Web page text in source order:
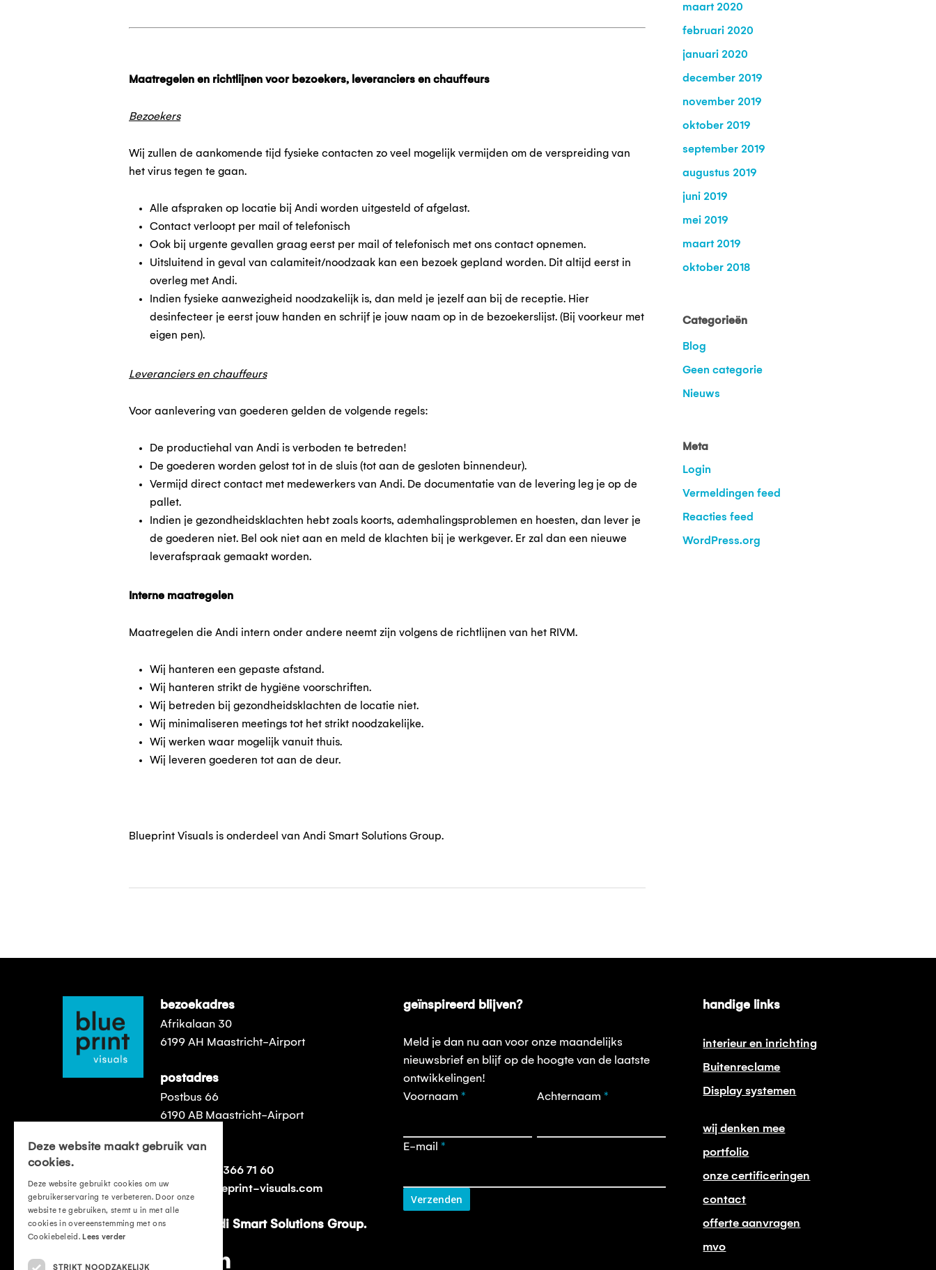
Maatregelen en richtlijnen voor bezoekers, leveranciers en chauffeurs
Bezoekers
Wij zullen de aankomende tijd fysieke contacten zo veel mogelijk vermijden om de verspreiding van
het virus tegen te gaan.
Alle afspraken op locatie bij Andi worden uitgesteld of afgelast.
Contact verloopt per mail of telefonisch
Ook bij urgente gevallen graag eerst per mail of telefonisch met ons contact opnemen.
Uitsluitend in geval van calamiteit/noodzaak kan een bezoek gepland worden. Dit altijd eerst in
overleg met Andi.
Indien fysieke aanwezigheid noodzakelijk is, dan meld je jezelf aan bij de receptie. Hier
desinfecteer je eerst jouw handen en schrijf je jouw naam op in de bezoekerslijst. (Bij voorkeur met
eigen pen).
Leveranciers en chauffeurs
Voor aanlevering van goederen gelden de volgende regels:
De productiehal van Andi is verboden te betreden!
De goederen worden gelost tot in de sluis (tot aan de gesloten binnendeur).
Vermijd direct contact met medewerkers van Andi. De documentatie van de levering leg je op de
pallet.
Indien je gezondheidsklachten hebt zoals koorts, ademhalingsproblemen en hoesten, dan lever je
de goederen niet. Bel ook niet aan en meld de klachten bij je werkgever. Er zal dan een nieuwe
leverafspraak gemaakt worden.
Interne maatregelen
Maatregelen die Andi intern onder andere neemt zijn volgens de richtlijnen van het RIVM.
Wij hanteren een gepaste afstand.
Wij hanteren strikt de hygiëne voorschriften.
Wij betreden bij gezondheidsklachten de locatie niet.
Wij minimaliseren meetings tot het strikt noodzakelijke.
Wij werken waar mogelijk vanuit thuis.
Wij leveren goederen tot aan de deur.
Blueprint Visuals is onderdeel van Andi Smart Solutions Group.
maart 2020
februari 2020
januari 2020
december 2019
november 2019
oktober 2019
september 2019
augustus 2019
juni 2019
mei 2019
maart 2019
oktober 2018
Categorieën
Blog
Geen categorie
Nieuws
Meta
Login
Vermeldingen feed
Reacties feed
WordPress.org
bezoekadres
Afrikalaan 30
6199 AH Maastricht-Airport
postadres
Postbus 66
6190 AB Maastricht-Airport
contact
+31 (0)43 366 71 60
e:
info@blueprint-visuals.com
Part of Andi Smart Solutions Group.
geïnspireerd blijven?
Meld je dan nu aan voor onze maandelijks
nieuwsbrief en blijf op de hoogte van de laatste
ontwikkelingen!
Opt-
Voornaam * Achternaam*
E-mail *
Verzenden
handige links
interieur en inrichting
Buitenreclame
Display systemen
wij denken mee
portfolio
onze certificeringen
contact
offerte aanvragen
mvo
Deze website maakt gebruik van
cookies.
Deze website gebruikt cookies om uw
gebruikerservaring te verbeteren. Door onze
website te gebruiken, stemt u in met alle
cookies in overeenstemming met ons
Cookiebeleid. Lees verder
STRIKT NOODZAKELIJK